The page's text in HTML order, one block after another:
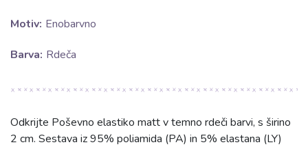
Motiv: Enobarvno
Barva: Rdeča
Odkrijte Poševno elastiko matt v temno rdeči barvi, s širino
2 cm. Sestava iz 95% poliamida (PA) in 5% elastana (LY)